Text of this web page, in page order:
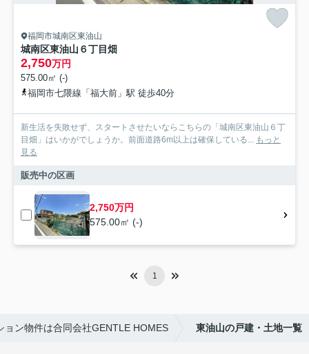
福岡市城南区東油山
城南区東油山６丁目畑
2,750万円
575.00㎡ (-)
福岡市七隈線「福大前」駅 徒歩40分
新生活を失敗せず、スタートさせたいならこちらの「城南区東油山６丁
目畑」はいかがでしょうか。前面道路6m以上は確保している... もっと
見る
販売中の区画
2,750万円
575.00㎡ (-)
1
ョン物件は合同会社GENTLE HOMES 東油山の戸建・土地一覧